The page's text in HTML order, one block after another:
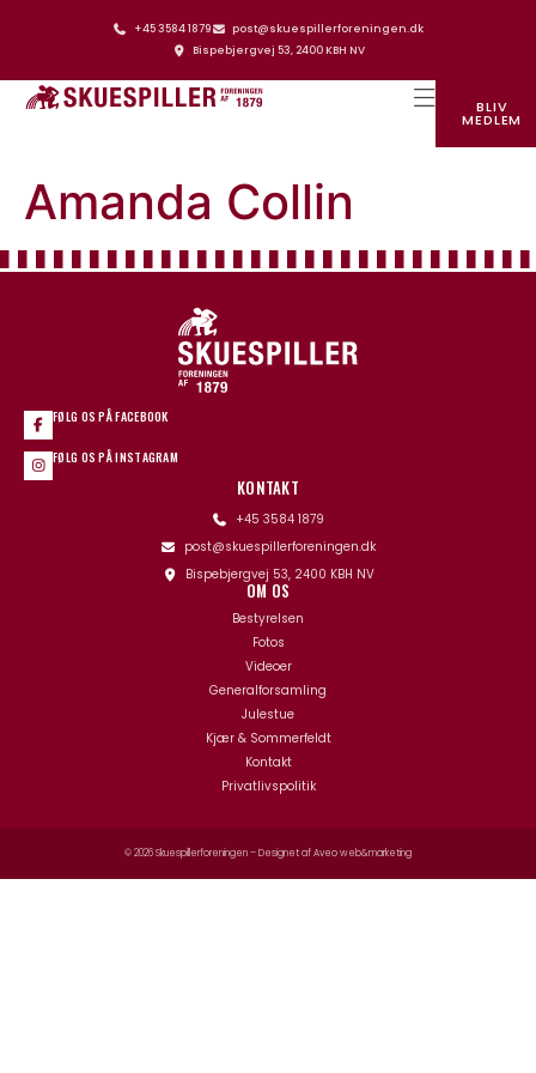
+45 3584 1879
post@skuespillerforeningen.dk
Bispebjergvej 53, 2400 KBH NV
BLIV
MEDLEM
Amanda Collin
FØLG OS PÅ FACEBOOK
FØLG OS PÅ INSTAGRAM
KONTAKT
+45 3584 1879
post@skuespillerforeningen.dk
Bispebjergvej 53, 2400 KBH NV
OM OS
Bestyrelsen
Fotos
Videoer
Generalforsamling
Julestue
Kjær & Sommerfeldt
Kontakt
Privatlivspolitik
© 2026 Skuespillerforeningen – Designet afAveo web&marketing